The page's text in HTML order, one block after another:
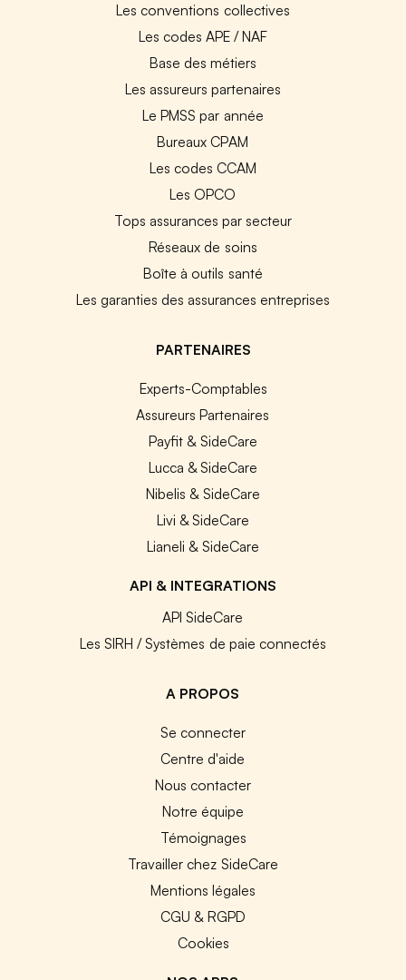
Les conventions collectives
Les codes APE / NAF
Base des métiers
Les assureurs partenaires
Le PMSS par année
Bureaux CPAM
Les codes CCAM
Les OPCO
Tops assurances par secteur
Réseaux de soins
Boîte à outils santé
Les garanties des assurances entreprises
PARTENAIRES
Experts-Comptables
Assureurs Partenaires
Payfit & SideCare
Lucca & SideCare
Nibelis & SideCare
Livi & SideCare
Lianeli & SideCare
API & INTEGRATIONS
API SideCare
Les SIRH / Systèmes de paie connectés
A PROPOS
Se connecter
Centre d'aide
Nous contacter
Notre équipe
Témoignages
Travailler chez SideCare
Mentions légales
CGU & RGPD
Cookies